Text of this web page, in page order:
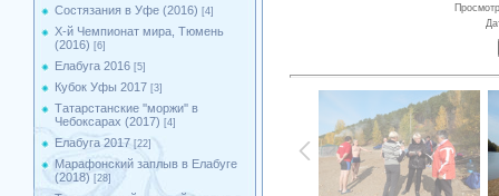
Состязания в Уфе (2016) [4]
X-й Чемпионат мира, Тюмень
(2016) [6]
Елабуга 2016 [5]
Кубок Уфы 2017 [3]
Татарстанские ''моржи'' в
Чебоксарах (2017) [4]
Елабуга 2017 [22]
Марафонский заплыв в Елабуге
(2018) [28]